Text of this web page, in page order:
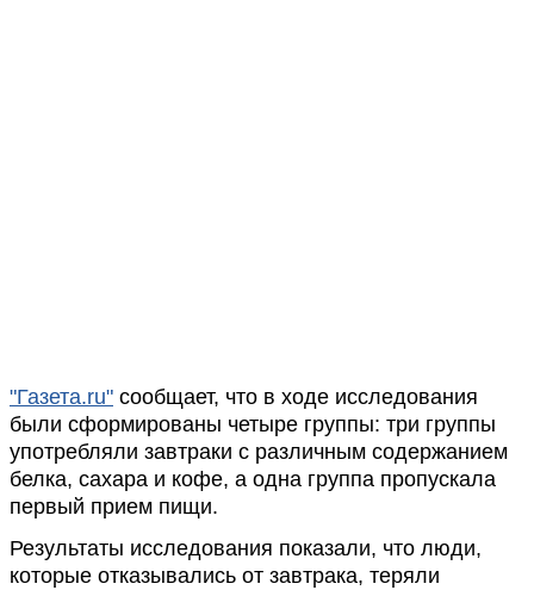
"Газета.ru" сообщает, что в ходе исследования
были сформированы четыре группы: три группы
употребляли завтраки с различным содержанием
белка, сахара и кофе, а одна группа пропускала
первый прием пищи.
Результаты исследования показали, что люди,
которые отказывались от завтрака, теряли